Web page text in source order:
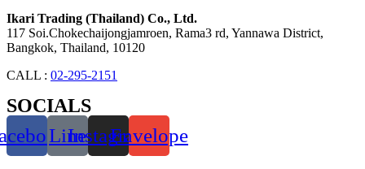
Ikari Trading (Thailand) Co., Ltd.
117 Soi.Chokechaijongjamroen, Rama3 rd, Yannawa District,
Bangkok, Thailand, 10120
CALL : 02-295-2151
SOCIALS
LineInstagramEnvelope